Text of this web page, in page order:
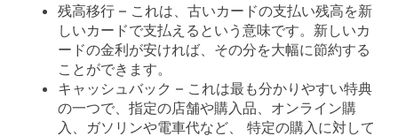
残高移行 – これは、古いカードの支払い残高を新
しいカードで支払えるという意味です。新しいカ
ードの金利が安ければ、その分を大幅に節約する
ことができます。
キャッシュバック – これは最も分かりやすい特典
の一つで、指定の店舗や購入品、オンライン購
入、ガソリンや電車代など、 特定の購入に対して